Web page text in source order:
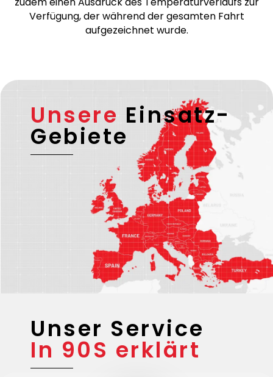
– falls erforderlich – eine ADR-Lizenz verfügen.
UnsereEinsatz-
Gebiete